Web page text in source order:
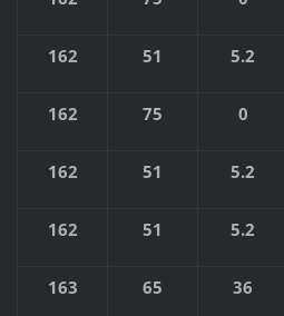
162 51 5.2
162 75 0
162 51 5.2
162 51 5.2
163 65 36